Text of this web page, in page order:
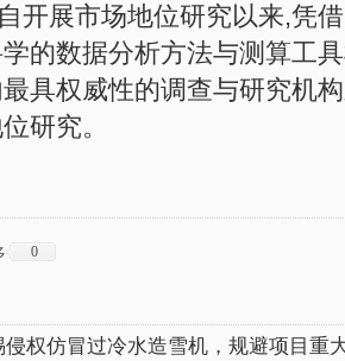
开展市场地位研究以来,凭
的数据分析方法与测算工
具权威性的调查与研究机
研究。
0
权仿冒过冷水造雪机，规避项目重